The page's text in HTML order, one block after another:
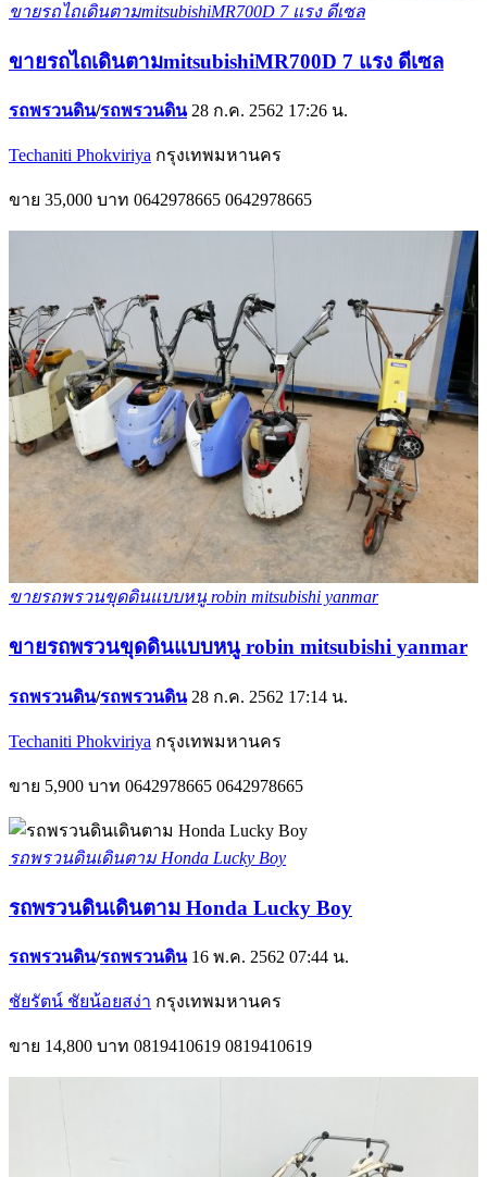
ขายรถไถเดินตามmitsubishiMR700D 7 แรง ดีเซล
ขายรถไถเดินตามmitsubishiMR700D 7 แรง ดีเซล
รถพรวนดิน/รถพรวนดิน 28 ก.ค. 2562 17:26 น.
Techaniti Phokviriya กรุงเทพมหานคร
ขาย 35,000 บาท 0642978665 0642978665
ขายรถพรวนขุดดินแบบหนู robin mitsubishi yanmar
ขายรถพรวนขุดดินแบบหนู robin mitsubishi yanmar
รถพรวนดิน/รถพรวนดิน 28 ก.ค. 2562 17:14 น.
Techaniti Phokviriya กรุงเทพมหานคร
ขาย 5,900 บาท 0642978665 0642978665
รถพรวนดินเดินตาม Honda Lucky Boy
รถพรวนดินเดินตาม Honda Lucky Boy
รถพรวนดิน/รถพรวนดิน 16 พ.ค. 2562 07:44 น.
ชัยรัตน์ ชัยน้อยสง่า กรุงเทพมหานคร
ขาย 14,800 บาท 0819410619 0819410619